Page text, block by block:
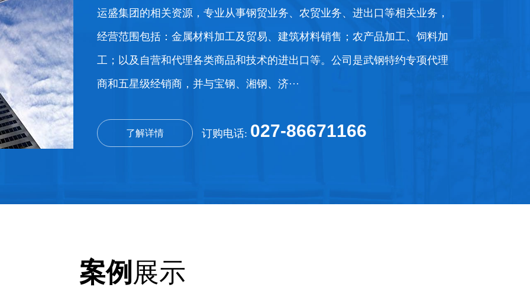
查看详情+ 水稻 查看详情+ 玉米
运盛集团的相关资源，专业从事钢贸业务、农贸业务、进出口等相关业务，
经营范围包括：金属材料加工及贸易、建筑材料销售；农产品加工、饲料加
工；以及自营和代理各类商品和技术的进出口等。公司是武钢特约专项代理
商和五星级经销商，并与宝钢、湘钢、济···
了解详情 订购电话: 027-86671166
案例 展示